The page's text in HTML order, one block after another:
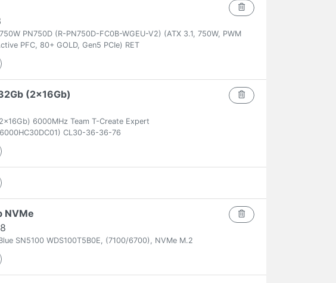
PN750D (R-PN750D-FC0B-WGEU-V2) (ATX 3.1, 750W, PWM
PFC, 80+ GOLD, Gen5 PCIe) RET
(2x16Gb)
6000MHz Team T-Create Expert
CL30-36-36-76
NVMe
SN5100 WDS100T5B0E, (7100/6700), NVMe M.2